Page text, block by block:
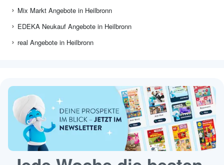
Mix Markt Angebote in Heilbronn
EDEKA Neukauf Angebote in Heilbronn
real Angebote in Heilbronn